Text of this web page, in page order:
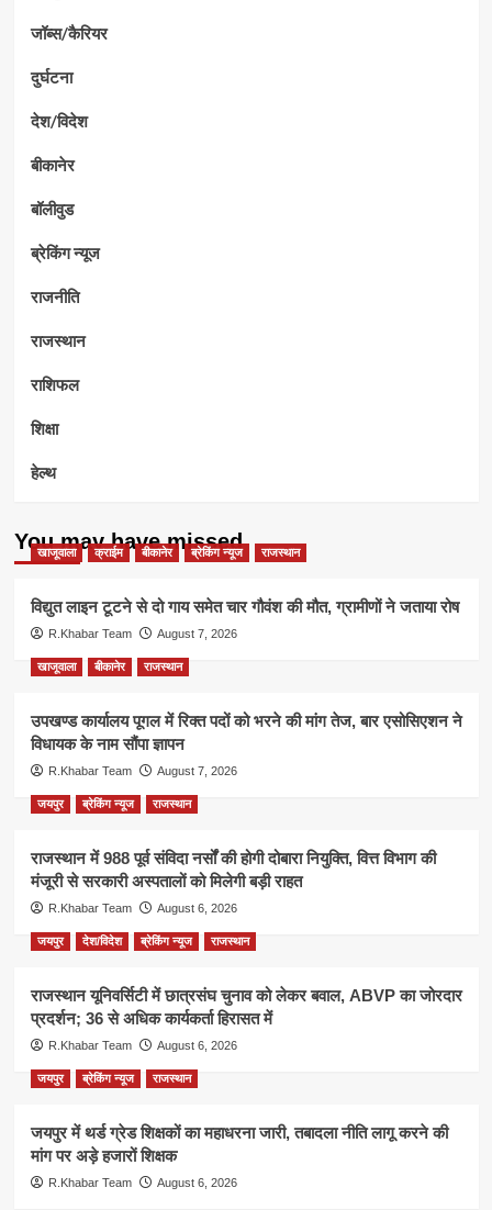
जॉब्स/कैरियर
दुर्घटना
देश/विदेश
बीकानेर
बॉलीवुड
ब्रेकिंग न्यूज
राजनीति
राजस्थान
राशिफल
शिक्षा
हेल्थ
You may have missed
खाजूवाला क्राईम बीकानेर ब्रेकिंग न्यूज राजस्थान
विद्युत लाइन टूटने से दो गाय समेत चार गौवंश की मौत, ग्रामीणों ने जताया रोष
R.Khabar Team August 7, 2026
खाजूवाला बीकानेर राजस्थान
उपखण्ड कार्यालय पूगल में रिक्त पदों को भरने की मांग तेज, बार एसोसिएशन ने
विधायक के नाम सौंपा ज्ञापन
R.Khabar Team August 7, 2026
जयपुर ब्रेकिंग न्यूज राजस्थान
राजस्थान में 988 पूर्व संविदा नर्सों की होगी दोबारा नियुक्ति, वित्त विभाग की
मंजूरी से सरकारी अस्पतालों को मिलेगी बड़ी राहत
R.Khabar Team August 6, 2026
जयपुर देश/विदेश ब्रेकिंग न्यूज राजस्थान
राजस्थान यूनिवर्सिटी में छात्रसंघ चुनाव को लेकर बवाल, ABVP का जोरदार
प्रदर्शन; 36 से अधिक कार्यकर्ता हिरासत में
R.Khabar Team August 6, 2026
जयपुर ब्रेकिंग न्यूज राजस्थान
जयपुर में थर्ड ग्रेड शिक्षकों का महाधरना जारी, तबादला नीति लागू करने की
मांग पर अड़े हजारों शिक्षक
R.Khabar Team August 6, 2026